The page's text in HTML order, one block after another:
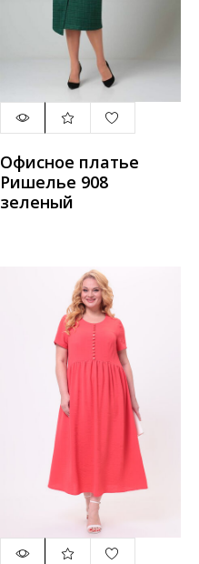
Офисное платье
Ришелье 908
зеленый